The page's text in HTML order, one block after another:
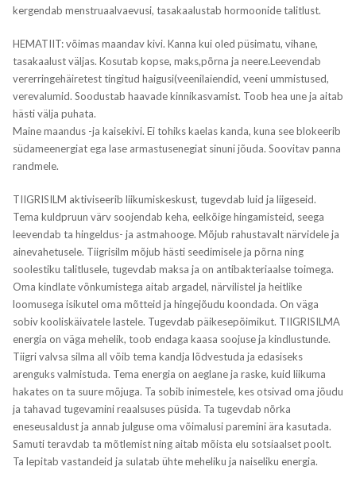
kergendab menstruaalvaevusi, tasakaalustab hormoonide talitlust.
HEMATIIT: võimas maandav kivi. Kanna kui oled püsimatu, vihane,
tasakaalust väljas. Kosutab kopse, maks,põrna ja neere.Leevendab
vererringehäiretest tingitud haigusi(veenilaiendid, veeni ummistused,
verevalumid. Soodustab haavade kinnikasvamist. Toob hea une ja aitab
hästi välja puhata.
Maine maandus -ja kaisekivi. Ei tohiks kaelas kanda, kuna see blokeerib
südameenergiat ega lase armastusenegiat sinuni jõuda. Soovitav panna
randmele.
TIIGRISILM aktiviseerib liikumiskeskust, tugevdab luid ja liigeseid.
Tema kuldpruun värv soojendab keha, eelkõige hingamisteid, seega
leevendab ta hingeldus- ja astmahooge. Mõjub rahustavalt närvidele ja
ainevahetusele. Tiigrisilm mõjub hästi seedimisele ja põrna ning
soolestiku talitlusele, tugevdab maksa ja on antibakteriaalse toimega.
Oma kindlate võnkumistega aitab argadel, närvilistel ja heitlike
loomusega isikutel oma mõtteid ja hingejõudu koondada. On väga
sobiv kooliskäivatele lastele. Tugevdab päikesepõimikut. TIIGRISILMA
energia on väga mehelik, toob endaga kaasa soojuse ja kindlustunde.
Tiigri valvsa silma all võib tema kandja lõdvestuda ja edasiseks
arenguks valmistuda. Tema energia on aeglane ja raske, kuid liikuma
hakates on ta suure mõjuga. Ta sobib inimestele, kes otsivad oma jõudu
ja tahavad tugevamini reaalsuses püsida. Ta tugevdab nõrka
eneseusaldust ja annab julguse oma võimalusi paremini ära kasutada.
Samuti teravdab ta mõtlemist ning aitab mõista elu sotsiaalset poolt.
Ta lepitab vastandeid ja sulatab ühte meheliku ja naiseliku energia.